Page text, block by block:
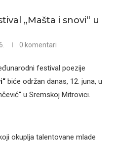
„Mašta i snovi“ u
0 komentari
festival poezije
biće održan danas, 12. juna, u
u Sremskoj Mitrovici.
okuplja talentovane mlade